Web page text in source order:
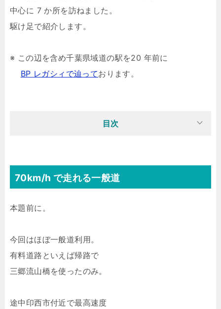
中心に 7 か所を訪ねました。
駆け足で紹介します。
※ この辺を含め千葉県域道の駅を20 年前に
BP レガシィで辿っております。
目次
70km/h で走れる一般道
本題前に。
今回はほぼ一般道利用。
有料道路といえば帰路で
三郷流山橋を使ったのみ。
途中印西市付近で最高速度